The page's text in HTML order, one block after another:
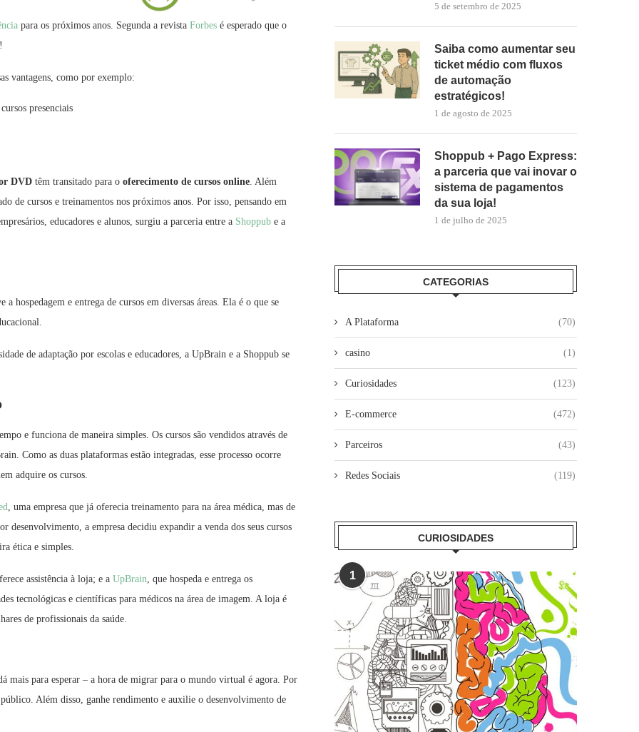
para os próximos anos. Segunda a revista Forbes é esperado que o
vantagens, como por exemplo:
presenciais
DVD têm transitado para o oferecimento de cursos online. Além
de cursos e treinamentos nos próximos anos. Por isso, pensando em
educadores e alunos, surgiu a parceria entre a Shoppub e a
hospedagem e entrega de cursos em diversas áreas. Ela é o que se
de adaptação por escolas e educadores, a UpBrain e a Shoppub se
e funciona de maneira simples. Os cursos são vendidos através de
Como as duas plataformas estão integradas, esse processo ocorre
adquire os cursos.
, uma empresa que já oferecia treinamento para na área médica, mas de
a empresa decidiu expandir a venda dos seus cursos
ética e simples.
assistência à loja; e a UpBrain, que hospeda e entrega os
tecnológicas e científicas para médicos na área de imagem. A loja é
de profissionais da saúde.
mais para esperar – a hora de migrar para o mundo virtual é agora. Por
Além disso, ganhe rendimento e auxilie o desenvolvimento de
5 de setembro de 2025
Saiba como aumentar seu
ticket médio com fluxos
de automação
estratégicos!
1 de agosto de 2025
Shoppub + Pago Express:
a parceria que vai inovar o
sistema de pagamentos
da sua loja!
1 de julho de 2025
CATEGORIAS
A Plataforma (70)
casino (1)
Curiosidades (123)
E-commerce (472)
Parceiros (43)
Redes Sociais (119)
CURIOSIDADES
1